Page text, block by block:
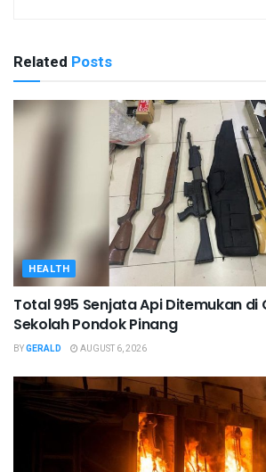
Related Posts
HEALTH
Total 995 Senjata Api Ditemukan di
Sekolah Pondok Pinang
BYGERALD AUGUST 6, 2026